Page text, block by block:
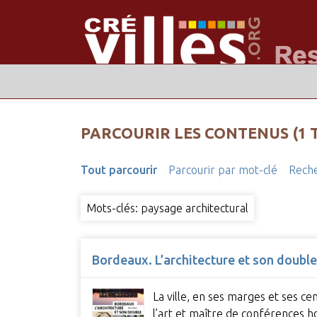
PARCOURIR LES CONTENUS (1
Tout parcourir Parcourir par mot-clé
Mots-clés: paysage architectural
Bordeaux. L’architecture et son double
La ville, en ses marges et ses
l’art et maître de conférences